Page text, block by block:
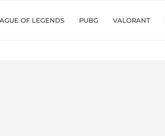
OF LEGENDS PUBG VALORANT